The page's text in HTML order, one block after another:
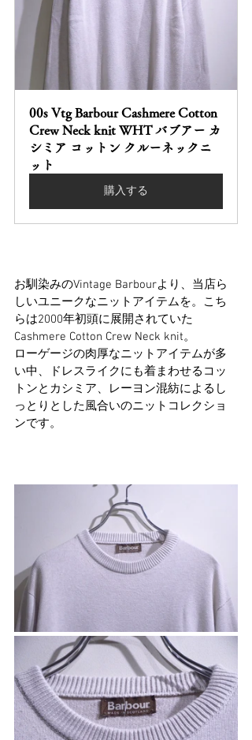
00s Vtg Barbour Cashmere Cotton
Crew Neck knit WHT バブアー カ
シミア コットン クルーネックニ
ット
購入する
お馴染みのVintage Barbourより、当店ら
しいユニークなニットアイテムを。こち
らは2000年初頭に展開されていた
Cashmere Cotton Crew Neck knit。
ローゲージの肉厚なニットアイテムが多
い中、ドレスライクにも着まわせるコッ
トンとカシミア、レーヨン混紡によるし
っとりとした風合いのニットコレクショ
ンです。